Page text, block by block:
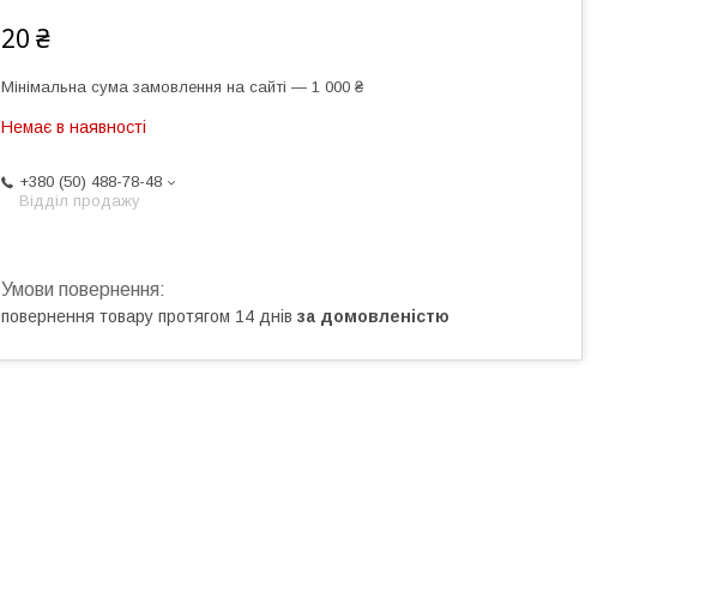
20 ₴
Мінімальна сума замовлення на сайті — 1 000 ₴
Немає в наявності
+380 (50) 488-78-48
Відділ продажу
повернення товару протягом 14 днів за домовленістю